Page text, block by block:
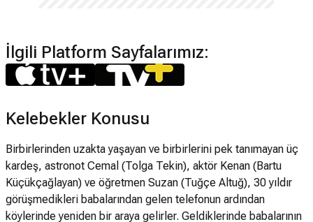
İlgili Platform Sayfalarımız:
Kelebekler Konusu
Birbirlerinden uzakta yaşayan ve birbirlerini pek tanımayan üç
kardeş, astronot Cemal (Tolga Tekin), aktör Kenan (Bartu
Küçükçağlayan) ve öğretmen Suzan (Tuğçe Altuğ), 30 yıldır
görüşmedikleri babalarından gelen telefonun ardından
köylerinde yeniden bir araya gelirler. Geldiklerinde babalarının